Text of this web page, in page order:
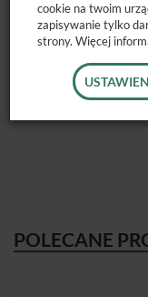
Dostępne
POLECANE
cookie na twoim
zapisywanie tylko
strony. Więcej